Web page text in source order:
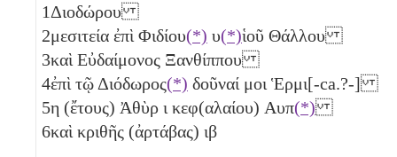
1Διοδώρου
2μεσιτεία ἐπὶ Φιδίου(*) υ(*)ἱοῦ Θάλλου
3καὶ Εὐδαίμονος Ξανθίππου
4ἐπὶ τῷ Διόδωρος(*) δοῦναί μοι Ἑρμι[-ca.?-]
5η (ἔτους) Ἀθὺρ ι κεφ(αλαίου) Αυπ(*)
6καὶ κριθῆς (ἀρτάβας) ιβ